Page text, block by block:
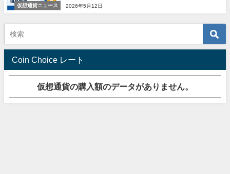
仮想通貨ニュース 2026年5月12日
Coin Choice レート
仮想通貨の購入額のデータがありません。